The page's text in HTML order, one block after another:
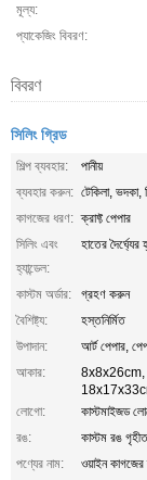
মূল্য:
প্যাকেজিং বিবরণ:
বিবরণ
সিলিং গ্রিড
শিল্প ব্যবহার:
পানীয়
ব্যবহার করুন: টেকিলা, ভদকা,
কাগজের ধরণ: ক্রাফ্ট পেপার
সিলিং এবং
হ্যান্ডেল:
হাতের দৈর্ঘ্যের
কাস্টম অর্ডার:
গ্রহণ করুন
বৈশিষ্ট্য:
হস্তনির্মিত
উপাদান:
আর্ট পেপার,
আকার:
লোগো:
কাস্টমাইজড
রঙ:
কাস্টম রঙ গৃহীত
পণ্যের নাম:
ওয়াইন কাগজের